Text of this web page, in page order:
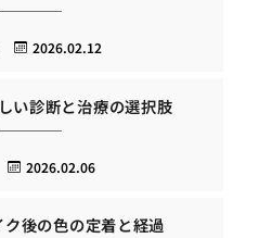
2026.02.12
い診断と治療の選択肢
2026.02.06
後の色の定着と経過